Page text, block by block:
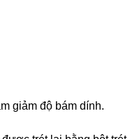
giảm độ bám dính.